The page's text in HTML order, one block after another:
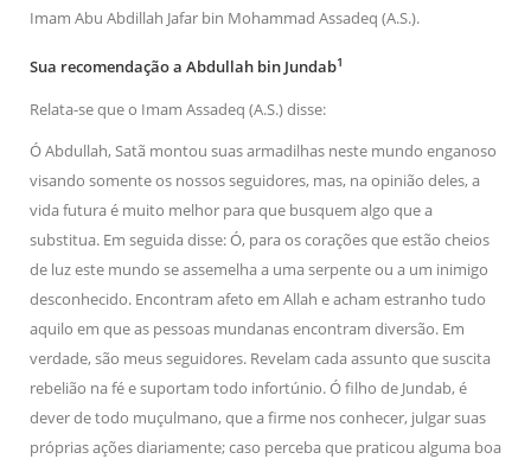
Imam Abu Abdillah Jafar bin Mohammad Assadeq (A.S.).
Sua recomendação a Abdullah bin Jundab1
Relata-se que o Imam Assadeq (A.S.) disse:
Ó Abdullah, Satã montou suas armadilhas neste mundo enganoso
visando somente os nossos seguidores, mas, na opinião deles, a
vida futura é muito melhor para que busquem algo que a
substitua. Em seguida disse: Ó, para os corações que estão cheios
de luz este mundo se assemelha a uma serpente ou a um inimigo
desconhecido. Encontram afeto em Allah e acham estranho tudo
aquilo em que as pessoas mundanas encontram diversão. Em
verdade, são meus seguidores. Revelam cada assunto que suscita
rebelião na fé e suportam todo infortúnio. Ó filho de Jundab, é
dever de todo muçulmano, que a firme nos conhecer, julgar suas
próprias ações diariamente; caso perceba que praticou alguma boa